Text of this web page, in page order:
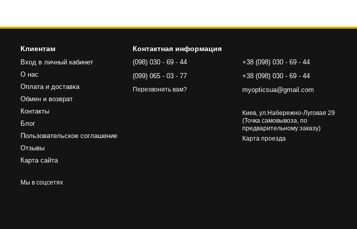
Клиентам
Вход в личный кабинет
О нас
Оплата и доставка
Обмен и возврат
Контакты
Блог
Пользовательское соглашение
Отзывы
Карта сайта
Мы в соцсетях
Контактная информация
(098) 030 - 69 - 44
(099) 065 - 03 - 77
Перезвонить вам?
+38 (098) 030 - 69 - 44
+38 (098) 030 - 69 - 44
myopticsua@gmail.com
Киев, ул.Набережно-Луговая 29
(Точка самовывоза, по
предварительному заказу)
Карта проезда